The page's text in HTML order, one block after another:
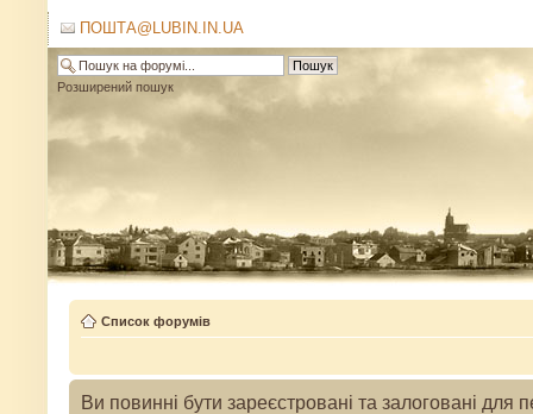
ПОШТА@LUBIN.IN.UA
Розширений пошук
Список форумів
Ви повинні бути зареєстровані та залоговані для